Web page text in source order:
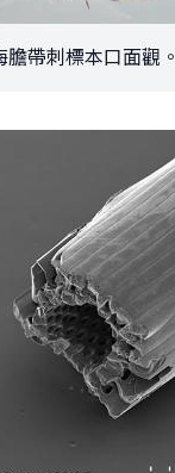
膽帶刺標本口面觀。